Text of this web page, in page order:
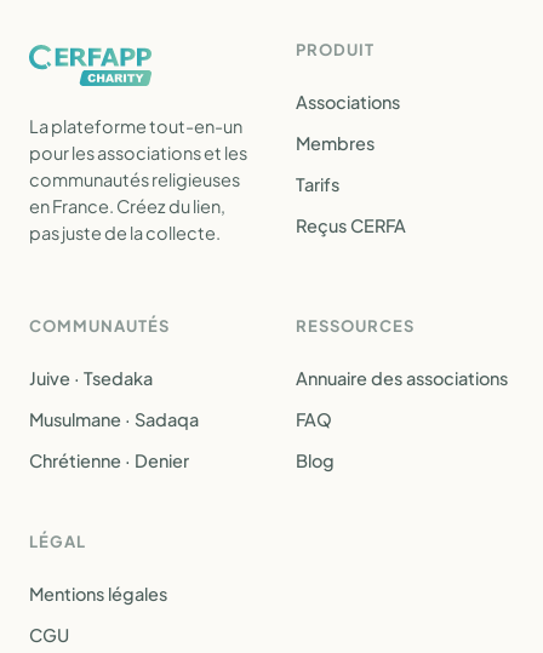
La plateforme tout-en-un
pour les associations et les
communautés religieuses
en France. Créez du lien,
pas juste de la collecte.
PRODUIT
Associations
Membres
Tarifs
Reçus CERFA
COMMUNAUTÉS
Juive · Tsedaka
Musulmane · Sadaqa
Chrétienne · Denier
RESSOURCES
Annuaire des associations
FAQ
Blog
LÉGAL
Mentions légales
CGU